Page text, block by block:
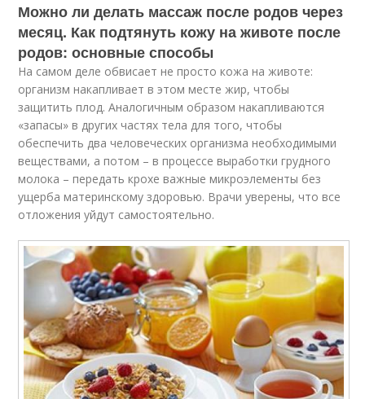
Можно ли делать массаж после родов через
месяц. Как подтянуть кожу на животе после
родов: основные способы
На самом деле обвисает не просто кожа на животе:
организм накапливает в этом месте жир, чтобы
защитить плод. Аналогичным образом накапливаются
«запасы» в других частях тела для того, чтобы
обеспечить два человеческих организма необходимыми
веществами, а потом – в процессе выработки грудного
молока – передать крохе важные микроэлементы без
ущерба материнскому здоровью. Врачи уверены, что все
отложения уйдут самостоятельно.